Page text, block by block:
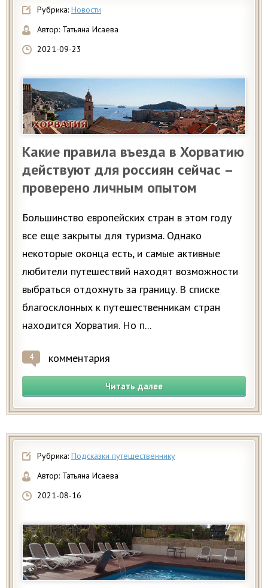
Рубрика: Новости
Автор: Татьяна Исаева
2021-09-23
Какие правила въезда в Хорватию
действуют для россиян сейчас –
проверено личным опытом
Большинство европейских стран в этом году
все еще закрыты для туризма. Однако
некоторые оконца есть, и самые активные
любители путешествий находят возможности
выбраться отдохнуть за границу. В списке
благосклонных к путешественникам стран
находится Хорватия. Но п...
4 комментария
Читать далее
Рубрика: Подсказки путешественнику
Автор: Татьяна Исаева
2021-08-16